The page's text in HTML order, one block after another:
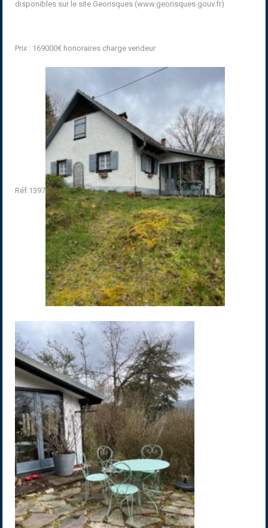
disponibles sur le site Georisques (www.georisques.gouv.fr)
Prix : 169000€ honoraires charge vendeur
Réf.1397